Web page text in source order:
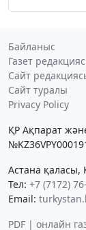
Байланыс
Газет
Сайт
Сайт туралы
Privacy Policy
ҚР Ақпарат
Астана қаласы,
Тел: +7 (7172)
Email:
PDF | онлайн